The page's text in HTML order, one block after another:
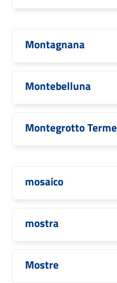
Montagnana
Montebelluna
Montegrotto Terme
mosaico
mostra
Mostre